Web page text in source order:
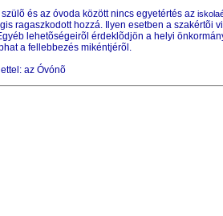
és az óvoda között nincs egyetértés az
ragaszkodott hozzá. Ilyen esetben a szakértõi
lehetõségeirõl érdeklõdjön a helyi
a fellebbezés mikéntjérõl.
az Óvónõ